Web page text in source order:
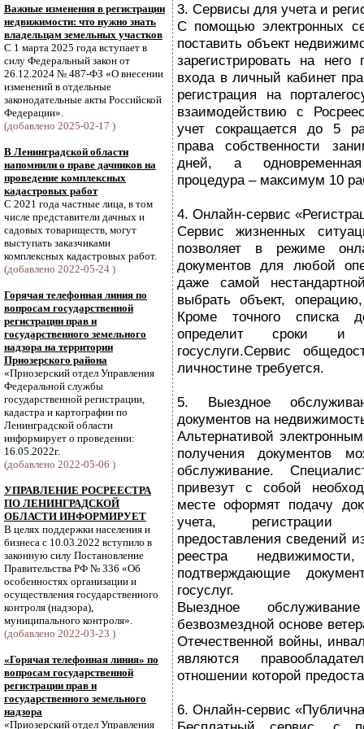
Важные изменения в регистрации
недвижимости: что нужно знать
владельцам земельных участков
С 1 марта 2025 года вступает в
силу Федеральный закон от
26.12.2024 № 487-ФЗ «О внесении
изменений в отдельные
законодательные акты Российской
Федерации».
(добавлено 2025-02-17 )
В Ленинградской области
напомнили о праве дачников на
проведение комплексных
кадастровых работ
С 2021 года частные лица, в том
числе представители дачных и
садовых товариществ, могут
выступать заказчиками
комплексных кадастровых работ.
(добавлено 2022-05-24 )
Горячая телефонная линия по
вопросам государственной
регистрации прав и
государственного земельного
надзора на территории
Приозерского района
«Приозерский отдел Управления
Федеральной службы
государственной регистрации,
кадастра и картографии по
Ленинградской области
информирует о проведении:
16.05.2022г.
(добавлено 2022-05-06 )
УПРАВЛЕНИЕ РОСРЕЕСТРА
ПО ЛЕНИНГРАДСКОЙ
ОБЛАСТИ ИНФОРМИРУЕТ
В целях поддержки населения и
бизнеса с 10.03.2022 вступило в
законную силу Постановление
Правительства РФ № 336 «Об
особенностях организации и
осуществления государственного
контроля (надзора),
муниципального контроля».
(добавлено 2022-03-23 )
«Горячая телефонная линия» по
вопросам государственной
регистрации прав и
государственного земельного
надзора
«Приозерский отдел Управления
3. Сервисы для учета и
С помощью электронных
поставить объект
зарегистрировать на
входа в личный кабинет
регистрация на
взаимодействию с
учет сокращается до 5
права собственности
дней, а одновременная
процедура – максимум 10
4. Онлайн-сервис
Сервис жизненных
позволяет в режиме
документов для любой
даже самой
выбрать объект,
Кроме точного списка
определит сроки и
госуслуги.Сервис
личностине требуется.
5. Выездное
документов на
Альтернативой
получения документов
обслуживание.
привезут с собой
месте оформят подачу
учета, регистрации
предоставления сведений
реестра
подтверждающие
госуслуг.
Выездное
безвозмездной основе
Отечественной войны,
являются
отношении которой
6. Онлайн-сервис